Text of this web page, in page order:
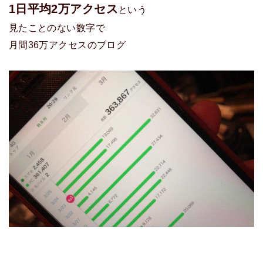
1日平均2万アクセス という
見たことのない数字で
月間36万アクセスのブログ